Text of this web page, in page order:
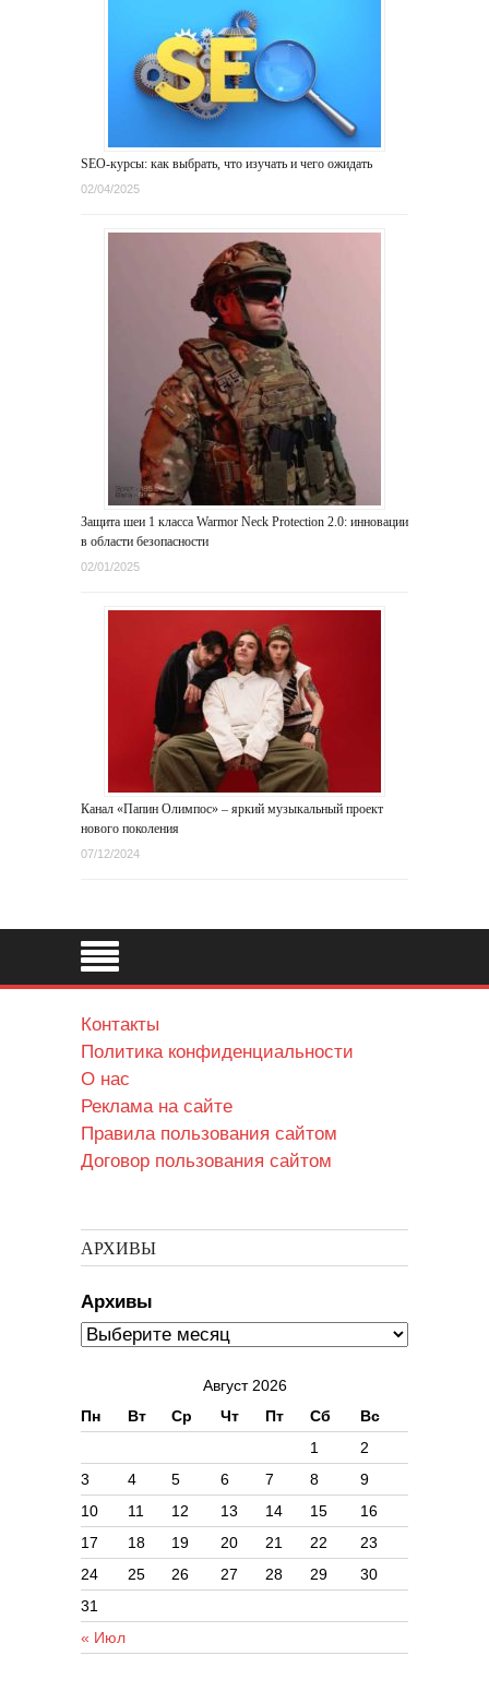
SEO-курсы: как выбрать, что изучать и чего ожидать
02/04/2025
Защита шеи 1 класса Warmor Neck Protection 2.0: инновации
в области безопасности
02/01/2025
Канал «Папин Олимпос» – яркий музыкальный проект
нового поколения
07/12/2024
Контакты
Политика конфиденциальности
О нас
Реклама на сайте
Правила пользования сайтом
Договор пользования сайтом
АРХИВЫ
Архивы
Август 2026
Пн
Вт Ср Чт Пт Сб Вс
« Июл
1
2
3
4 5 6 7 8
9
10
11 12 13 14 15
16
17
18 19 20 21 22
23
24
25 26 27 28 29
30
31